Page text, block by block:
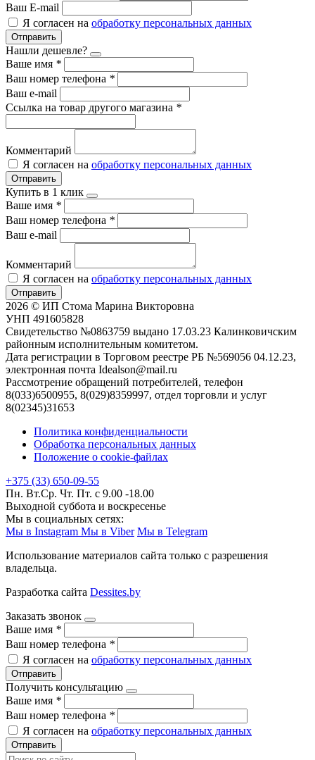
Ваш E-mail
Я согласен на обработку персональных данных
Отправить
Нашли дешевле?
Ваше имя *
Ваш номер телефона *
Ваш e-mail
Ссылка на товар другого магазина *
Комментарий
Я согласен на обработку персональных данных
Отправить
Купить в 1 клик
Ваше имя *
Ваш номер телефона *
Ваш e-mail
Комментарий
Я согласен на обработку персональных данных
Отправить
2026 © ИП Стома Марина Викторовна
УНП 491605828
Свидетельство №0863759 выдано 17.03.23 Калинковичским
районным исполнительным комитетом.
Дата регистрации в Торговом реестре РБ №569056 04.12.23,
электронная почта Idealson@mail.ru
Рассмотрение обращений потребителей, телефон
8(033)6500955, 8(029)8359997, отдел торговли и услуг
8(02345)31653
Политика конфиденциальности
Обработка персональных данных
Положение о cookie-файлах
+375 (33) 650-09-55
Пн. Вт.Ср. Чт. Пт. с 9.00 -18.00
Выходной суббота и воскресенье
Мы в социальных сетях:
Мы в Instagram Мы в Viber Мы в Telegram
Использование материалов сайта только с разрешения
владельца.
Разработка сайта Dessites.by
Заказать звонок
Ваше имя *
Ваш номер телефона *
Я согласен на обработку персональных данных
Отправить
Получить консультацию
Ваше имя *
Ваш номер телефона *
Я согласен на обработку персональных данных
Отправить